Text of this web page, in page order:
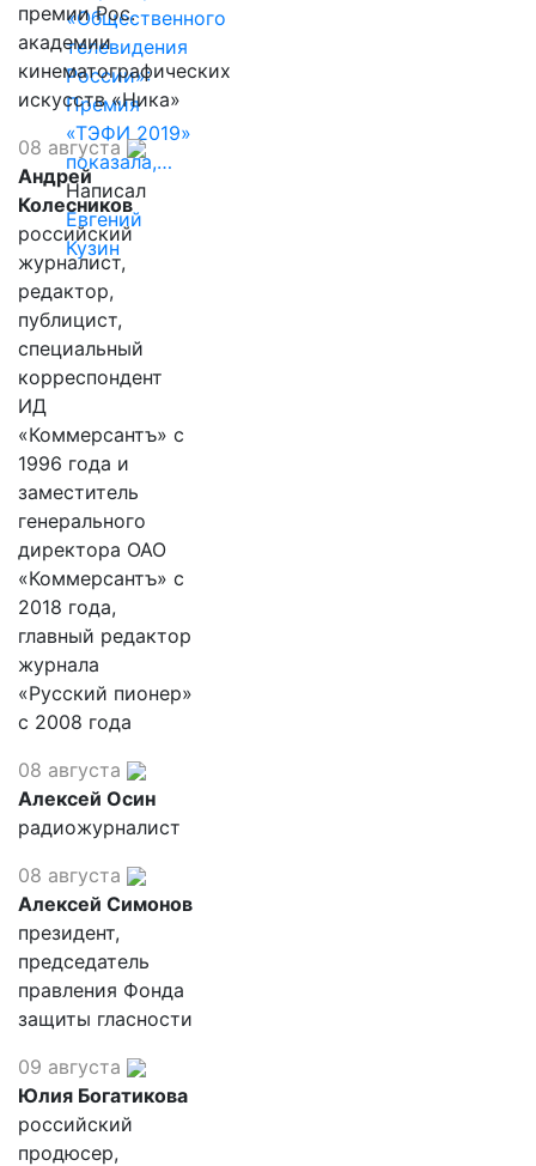
«Общественного
телевидения
России»:
Премия
«ТЭФИ 2019»
показала,…
Написал
Евгений
Кузин
премии Рос.
академии
кинематографических
искусств «Ника»
08 августа
Андрей
Колесников
российский
журналист,
редактор,
публицист,
специальный
корреспондент
ИД
«Коммерсантъ» с
1996 года и
заместитель
генерального
директора ОАО
«Коммерсантъ» с
2018 года,
главный редактор
журнала
«Русский пионер»
с 2008 года
08 августа
Алексей Осин
радиожурналист
08 августа
Алексей Симонов
президент,
председатель
правления Фонда
защиты гласности
09 августа
Юлия Богатикова
российский
продюсер,